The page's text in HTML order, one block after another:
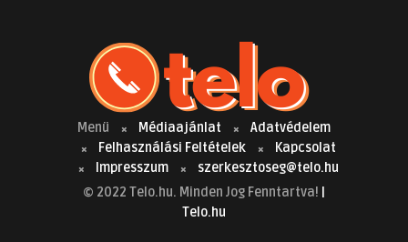
Menü Médiaajánlat
Adatvédelem
Felhasználási Feltételek
Kapcsolat
Impresszum
szerkesztoseg@telo.hu
© 2022 Telo.hu. Minden Jog Fenntartva!
Telo.hu